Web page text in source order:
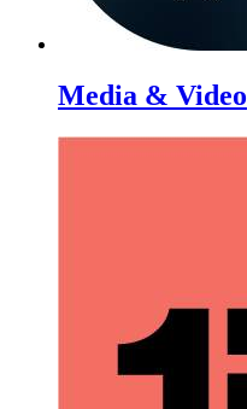
Media & Video